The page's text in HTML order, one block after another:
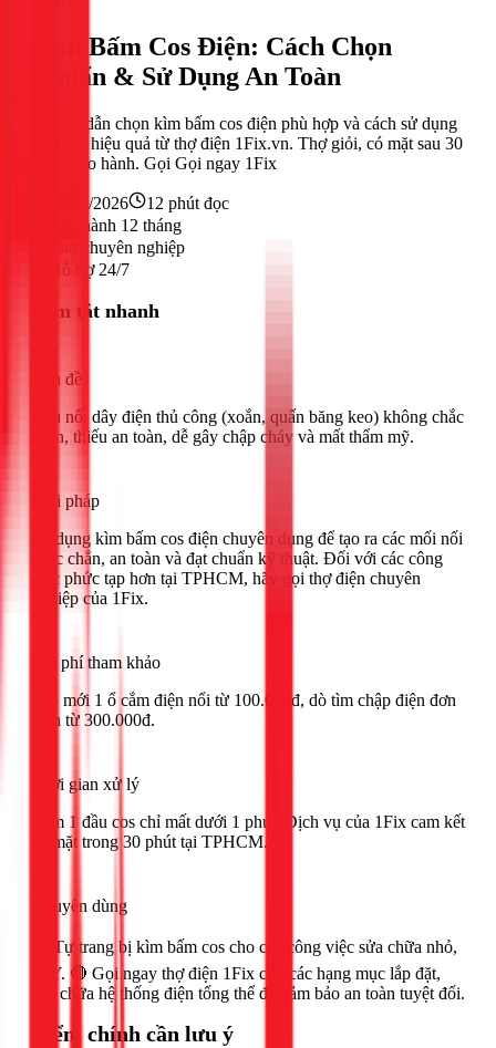
Kìm Bấm Cos Điện: Cách Chọn
Chuẩn & Sử Dụng An Toàn
Hướng dẫn chọn kìm bấm cos điện phù hợp và cách sử dụng
an toàn, hiệu quả từ thợ điện 1Fix.vn. Thợ giỏi, có mặt sau 30
phút, bảo hành. Gọi Gọi ngay 1Fix
23/02/2026 12 phút đọc
Bảo hành 12 tháng
Thợ chuyên nghiệp
Hỗ trợ 24/7
Tóm tắt nhanh
Vấn đề
Đấu nối dây điện thủ công (xoắn, quấn băng keo) không chắc
chắn, thiếu an toàn, dễ gây chập cháy và mất thẩm mỹ.
Giải pháp
Sử dụng kìm bấm cos điện chuyên dụng để tạo ra các mối nối
chắc chắn, an toàn và đạt chuẩn kỹ thuật. Đối với các công
việc phức tạp hơn tại TPHCM, hãy gọi thợ điện chuyên
nghiệp của 1Fix.
Chi phí tham khảo
Lắp mới 1 ổ cắm điện nổi từ 100.000đ, dò tìm chập điện đơn
giản từ 300.000đ.
Thời gian xử lý
Bấm 1 đầu cos chỉ mất dưới 1 phút. Dịch vụ của 1Fix cam kết
có mặt trong 30 phút tại TPHCM.
Khuyên dùng
🟢 Tự trang bị kìm bấm cos cho các công việc sửa chữa nhỏ,
DIY. 🔴 Gọi ngay thợ điện 1Fix cho các hạng mục lắp đặt,
sửa chữa hệ thống điện tổng thể để đảm bảo an toàn tuyệt đối.
Điểm chính cần lưu ý